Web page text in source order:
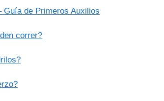
Guía de Primeros Auxilios
correr?